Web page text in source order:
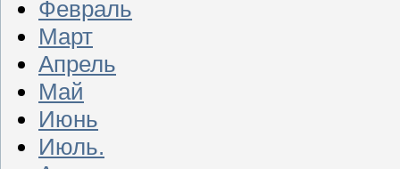
Февраль
Март
Апрель
Май
Июнь
Июль.